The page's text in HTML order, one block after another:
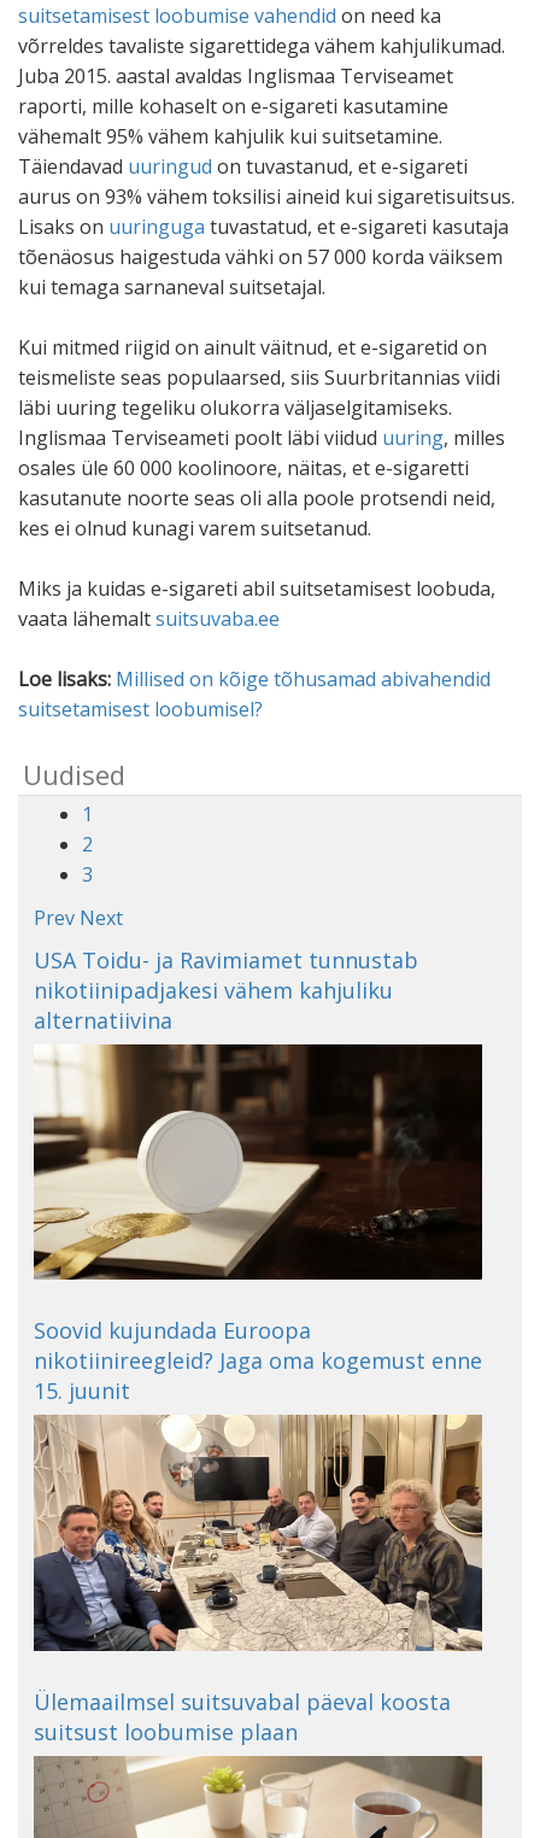
suitsetamisest loobumise vahendid on need ka
võrreldes tavaliste sigarettidega vähem kahjulikumad.
Juba 2015. aastal avaldas Inglismaa Terviseamet
raporti, mille kohaselt on e-sigareti kasutamine
vähemalt 95% vähem kahjulik kui suitsetamine.
Täiendavad uuringud on tuvastanud, et e-sigareti
aurus on 93% vähem toksilisi aineid kui sigaretisuitsus.
Lisaks on uuringuga tuvastatud, et e-sigareti kasutaja
tõenäosus haigestuda vähki on 57 000 korda väiksem
kui temaga sarnaneval suitsetajal.
Kui mitmed riigid on ainult väitnud, et e-sigaretid on
teismeliste seas populaarsed, siis Suurbritannias viidi
läbi uuring tegeliku olukorra väljaselgitamiseks.
Inglismaa Terviseameti poolt läbi viidud uuring, milles
osales üle 60 000 koolinoore, näitas, et e-sigaretti
kasutanute noorte seas oli alla poole protsendi neid,
kes ei olnud kunagi varem suitsetanud.
Miks ja kuidas e-sigareti abil suitsetamisest loobuda,
vaata lähemaltsuitsuvaba.ee
Loe lisaks: Millised on kõige tõhusamad abivahendid
suitsetamisest loobumisel?
Uudised
1
2
3
Prev Next
USA Toidu- ja Ravimiamet tunnustab
nikotiinipadjakesi vähem kahjuliku
alternatiivina
Soovid kujundada Euroopa
nikotiinireegleid? Jaga oma kogemust enne
15. juunit
Ülemaailmsel suitsuvabal päeval koosta
suitsust loobumise plaan